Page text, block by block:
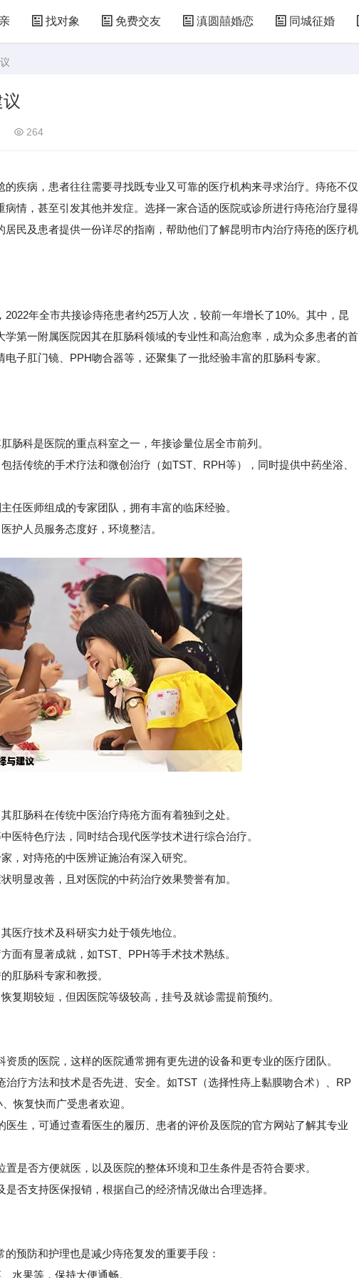
找对象 免费交友 滇圆囍婚恋 同城征婚
264
的疾病，患者往往需要寻找既专业又可靠的医疗机构来寻求治疗。痔疮不仅
情，甚至引发其他并发症。选择一家合适的医院或诊所进行痔疮治疗显得
民及患者提供一份详尽的指南，帮助他们了解昆明市内治疗痔疮的医疗机
年全市共接诊痔疮患者约25万人次，较前一年增长了10%。其中，昆
学第一附属医院因其在肛肠科领域的专业性和高治愈率，成为众多患者的首
子肛门镜、PPH吻合器等，还聚集了一批经验丰富的肛肠科专家。
科是医院的重点科室之一，年接诊量位居全市前列。
传统的手术疗法和微创治疗（如TST、RPH等），同时提供中药坐浴、
医师组成的专家团队，拥有丰富的临床经验。
人员服务态度好，环境整洁。
肠科在传统中医治疗痔疮方面有着独到之处。
特色疗法，同时结合现代医学技术进行综合治疗。
对痔疮的中医辨证施治有深入研究。
显改善，且对医院的中药治疗效果赞誉有加。
疗技术及科研实力处于领先地位。
有显著成就，如TST、PPH等手术技术熟练。
肠科专家和教授。
期较短，但因医院等级较高，挂号及就诊需提前预约。
质的医院，这样的医院通常拥有更先进的设备和更专业的医疗团队。
疗方法和技术是否先进、安全。如TST（选择性痔上黏膜吻合术）、RP
恢复快而广受患者欢迎。
生，可通过查看医生的履历、患者的评价及医院的官方网站了解其专业
否方便就医，以及医院的整体环境和卫生条件是否符合要求。
支持医保报销，根据自己的经济情况做出合理选择。
预防和护理也是减少痔疮复发的重要手段：
果等，保持大便通畅。